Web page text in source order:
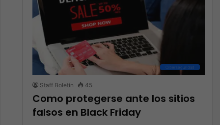
Ciberseguridad
Staff Boletín 45
Como protegerse ante los sitios
falsos en Black Friday